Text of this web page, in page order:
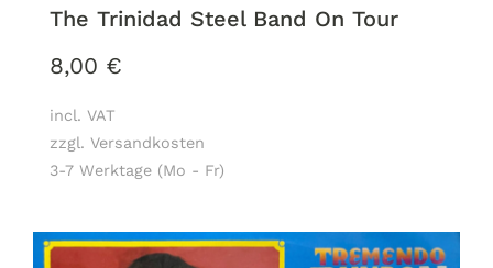
The Trinidad Steel Band On Tour
8,00 €
incl. VAT
zzgl. Versandkosten
3-7 Werktage (Mo - Fr)